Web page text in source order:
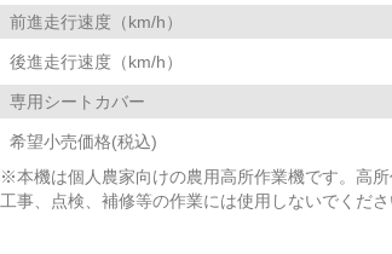
前進走行速度（km/h）
後進走行速度（km/h）
専用シートカバー
希望小売価格(税込)
※本機は個人農家向けの農用高所作業機です。高
工事、点検、補修等の作業には使用しないでくださ